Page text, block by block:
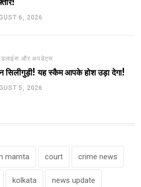
6, 2026
और अपडेट्स
सिलीगुड़ी! यह स्कैम आपके होश उड़ा देगा!
5, 2026
mamta court crime news
kolkata news update